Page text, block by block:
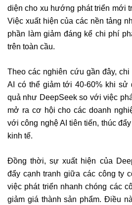
diện cho xu hướng phát triển mới
Việc xuất hiện của các nền tảng
phần làm giảm đáng kể chi phí
trên toàn cầu.
Theo các nghiên cứu gần đây,
AI có thể giảm tới 40-60% khi sử
quả như DeepSeek so với việc
mở ra cơ hội cho các doanh
với công nghệ AI tiên tiến, thúc
kinh tế.
Đồng thời, sự xuất hiện của
đẩy cạnh tranh giữa các công ty
việc phát triển nhanh chóng các
giảm giá thành sản phẩm. Điều